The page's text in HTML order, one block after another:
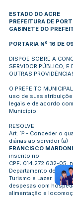
ESTADO DO ACRE
PREFEITURA DE
GABINETE DO
PORTARIA Nº 16 DE
DISPÕE SOBRE A
SERVIDOR PÚBLICO, E
OUTRAS
O PREFEITO
uso de suas
legais e de acordo
Município:
RESOLVE:
Art. 1º - Conceder o
diárias ao servidor (a)
FRANCISCO
inscrito no
CPF: 014.272.632-05,
Departamento de
Turismo e Lazer. Em
despesas com
alimentação e